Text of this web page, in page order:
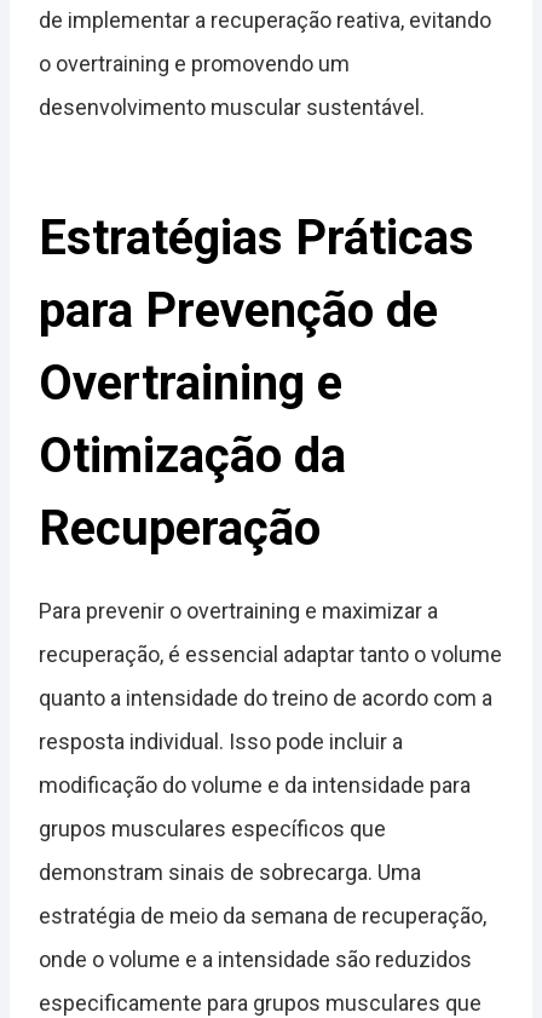
de implementar a recuperação reativa, evitando
o overtraining e promovendo um
desenvolvimento muscular sustentável.
Estratégias Práticas
para Prevenção de
Overtraining e
Otimização da
Recuperação
Para prevenir o overtraining e maximizar a
recuperação, é essencial adaptar tanto o volume
quanto a intensidade do treino de acordo com a
resposta individual. Isso pode incluir a
modificação do volume e da intensidade para
grupos musculares específicos que
demonstram sinais de sobrecarga. Uma
estratégia de meio da semana de recuperação,
onde o volume e a intensidade são reduzidos
especificamente para grupos musculares que